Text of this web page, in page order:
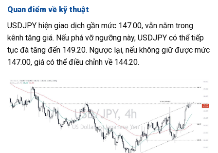
Quan điểm về kỹ thuật
USDJPY hiện giao dịch gần mức 147.00, vẫn nằm trong
kênh tăng giá. Nếu phá vỡ ngưỡng này, USDJPY có thể tiếp
tục đà tăng đến 149.20. Ngược lại, nếu không giữ được mức
147.00, giá có thể điều chỉnh về 144.20.